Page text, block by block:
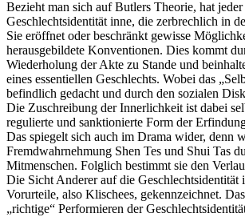
Bezieht man sich auf Butlers Theorie, hat
Geschlechtsidentität inne, die zerbrechlich in
Sie eröffnet oder beschränkt gewisse
herausgebildete Konventionen. Dies kommt
Wiederholung der Akte zu Stande und
eines essentiellen Geschlechts. Wobei das
befindlich gedacht und durch den sozialen
Die Zuschreibung der Innerlichkeit ist dabei
regulierte und sanktionierte Form der
Das spiegelt sich auch im Drama wider, denn
Fremdwahrnehmung Shen Tes und Shui Tas
Mitmenschen. Folglich bestimmt sie den
Die Sicht Anderer auf die Geschlechtsidentität
Vorurteile, also Klischees, gekennzeichnet.
„richtige“ Performieren der